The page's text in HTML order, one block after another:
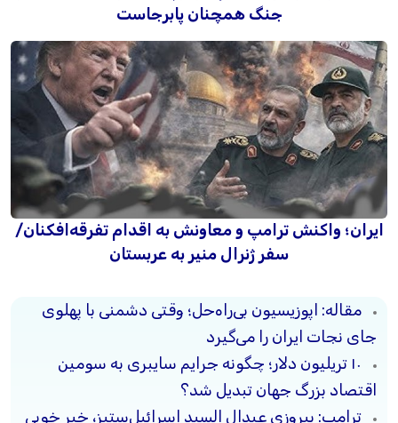
جنگ همچنان پابرجاست
ایران؛ واکنش ترامپ و معاونش به اقدام تفرقه‌افکنان/
سفر ژنرال منیر به عربستان
مقاله: اپوزیسیون بی‌راه‌حل؛ وقتی دشمنی با پهلوی
جای نجات ایران را می‌گیرد
۱۰ تریلیون دلار؛ چگونه جرایم سایبری به سومین
اقتصاد بزرگ جهان تبدیل شد؟
ترامپ: پیروزی عبدال السید اسرائیل‌ستیز، خبر خوبی